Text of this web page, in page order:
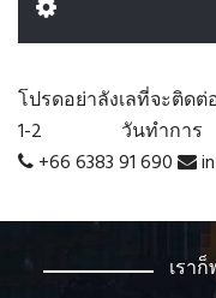
โปรดอย่าลังเลที่จะติด
1-2 วันทำการ ห
+66 6383 91 690
เรา